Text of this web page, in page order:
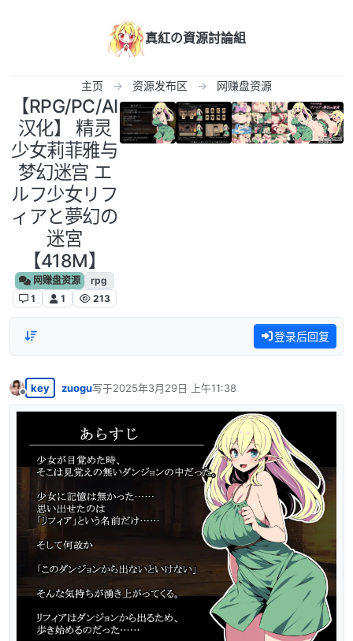
真紅の資源討論組
主页 资源发布区 网赚盘资源
【RPG/PC/AI
汉化】 精灵
少女莉菲雅与
梦幻迷宫 エ
ルフ少女リフ
ィアと夢幻の
迷宮
【418M】
网赚盘资源
rpg
1
1 213
登录后回复
离线
key zuogu写于2025年3月29日 上午11:38
最后由 编辑